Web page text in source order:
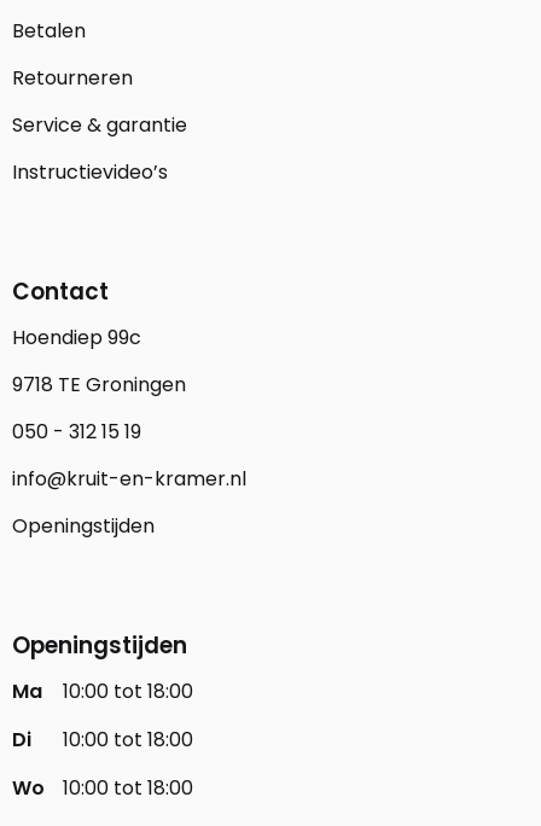
Betalen
Retourneren
Service & garantie
Instructievideo’s
Contact
Hoendiep 99c
9718 TE Groningen
050 - 312 15 19
info@kruit-en-kramer.nl
Openingstijden
Openingstijden
Ma
10:00 tot 18:00
Di
10:00 tot 18:00
Wo
10:00 tot 18:00